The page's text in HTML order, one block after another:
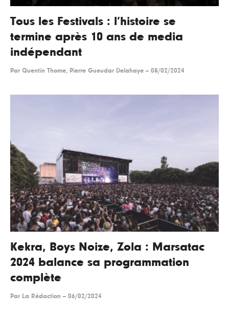
Tous les Festivals : l’histoire se
termine après 10 ans de media
indépendant
Par Quentin Thome, Pierre Gueudar Delahaye -- 08/02/2024
Kekra, Boys Noize, Zola : Marsatac
2024 balance sa programmation
complète
Par La Rédaction -- 06/02/2024